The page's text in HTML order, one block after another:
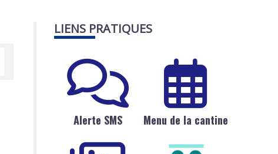
LIENS PRATIQUES
Alerte SMS Menu de la cantine